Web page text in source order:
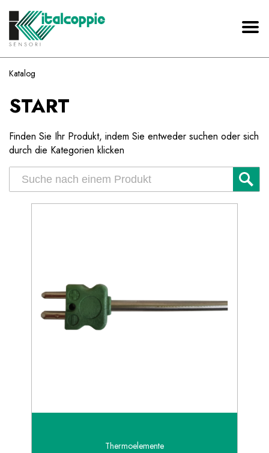
Katalog
START
Finden Sie Ihr Produkt, indem Sie entweder suchen oder sich
durch die Kategorien klicken
Thermoelemente